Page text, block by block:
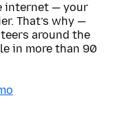
internet — your
That’s why —
around the
in more than 90